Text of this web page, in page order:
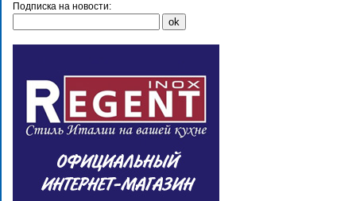
Подписка на новости: